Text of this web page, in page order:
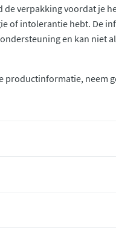
de verpakking voordat je
of intolerantie hebt. De
en kan niet
productinformatie, neem